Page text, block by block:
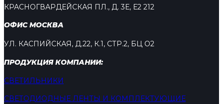
КРАСНОГВАРДЕЙСКАЯ ПЛ., Д. 3Е, Е2 212
ОФИС МОСКВА
УЛ. КАСПИЙСКАЯ, Д.22, К.1, СТР.2, БЦ О2
ПРОДУКЦИЯ КОМПАНИИ:
СВЕТИЛЬНИКИ
СВЕТОДИОДНЫЕ ЛЕНТЫ И КОМПЛЕКТУЮЩИЕ